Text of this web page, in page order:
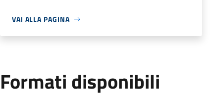
VAI ALLA PAGINA
Formati disponibili